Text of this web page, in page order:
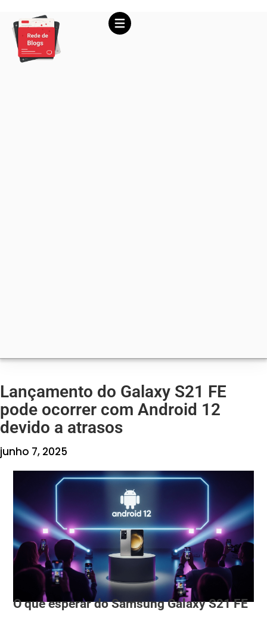
Lançamento do Galaxy S21 FE
pode ocorrer com Android 12
devido a atrasos
junho 7, 2025
O que esperar do Samsung Galaxy S21 FE